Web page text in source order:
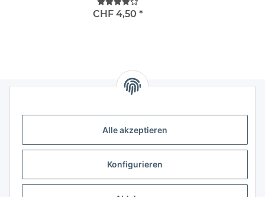
Alle akzeptieren
Konfigurieren
CHF 4,50 *
Kategorien